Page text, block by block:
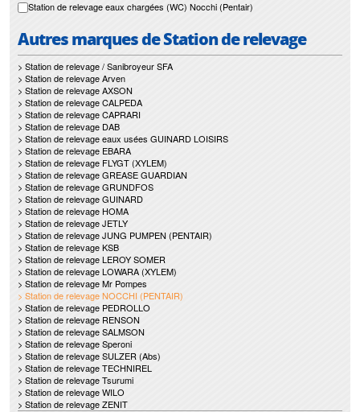
Station de relevage eaux chargées (WC) Nocchi (Pentair)
Autres marques de Station de relevage
> Station de relevage / Sanibroyeur SFA
> Station de relevage Arven
> Station de relevage AXSON
> Station de relevage CALPEDA
> Station de relevage CAPRARI
> Station de relevage DAB
> Station de relevage eaux usées GUINARD LOISIRS
> Station de relevage EBARA
> Station de relevage FLYGT (XYLEM)
> Station de relevage GREASE GUARDIAN
> Station de relevage GRUNDFOS
> Station de relevage GUINARD
> Station de relevage HOMA
> Station de relevage JETLY
> Station de relevage JUNG PUMPEN (PENTAIR)
> Station de relevage KSB
> Station de relevage LEROY SOMER
> Station de relevage LOWARA (XYLEM)
> Station de relevage Mr Pompes
> Station de relevage NOCCHI (PENTAIR)
> Station de relevage PEDROLLO
> Station de relevage RENSON
> Station de relevage SALMSON
> Station de relevage Speroni
> Station de relevage SULZER (Abs)
> Station de relevage TECHNIREL
> Station de relevage Tsurumi
> Station de relevage WILO
> Station de relevage ZENIT